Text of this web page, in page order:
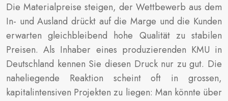
Die Materialpreise steigen, der Wettbewerb aus dem
In- und Ausland drückt auf die Marge und die Kunden
erwarten gleichbleibend hohe Qualität zu stabilen
Preisen. Als Inhaber eines produzierenden KMU in
Deutschland kennen Sie diesen Druck nur zu gut. Die
naheliegende Reaktion scheint oft in grossen,
kapitalintensiven Projekten zu liegen: Man könnte über